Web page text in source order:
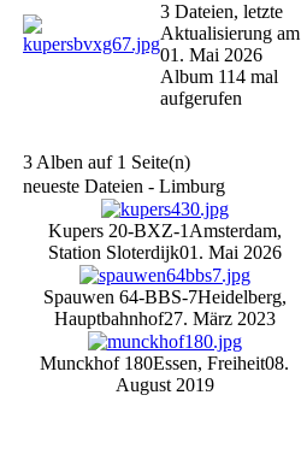
3 Dateien, letzte
Aktualisierung am
01. Mai 2026
Album 114 mal
aufgerufen
3 Alben auf 1 Seite(n)
neueste Dateien - Limburg
Kupers 20-BXZ-1 Amsterdam,
Station Sloterdijk01. Mai 2026
Spauwen 64-BBS-7Heidelberg,
Hauptbahnhof27. März 2023
Munckhof 180Essen, Freiheit08.
August 2019